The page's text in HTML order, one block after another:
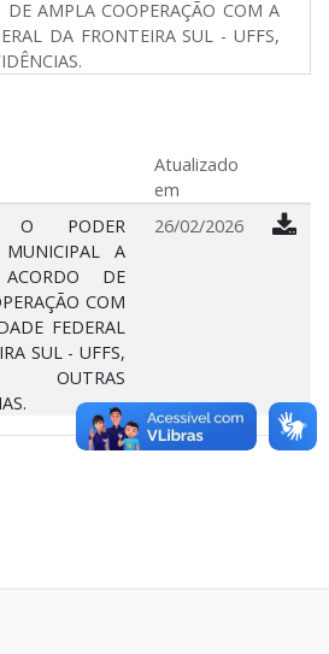
DE AMPLA COOPERAÇÃO COM A
DA FRONTEIRA SUL - UFFS,
Atualizado
em
O PODER
MUNICIPAL A
ACORDO DE
COM
FEDERAL
SUL - UFFS,
26/02/2026